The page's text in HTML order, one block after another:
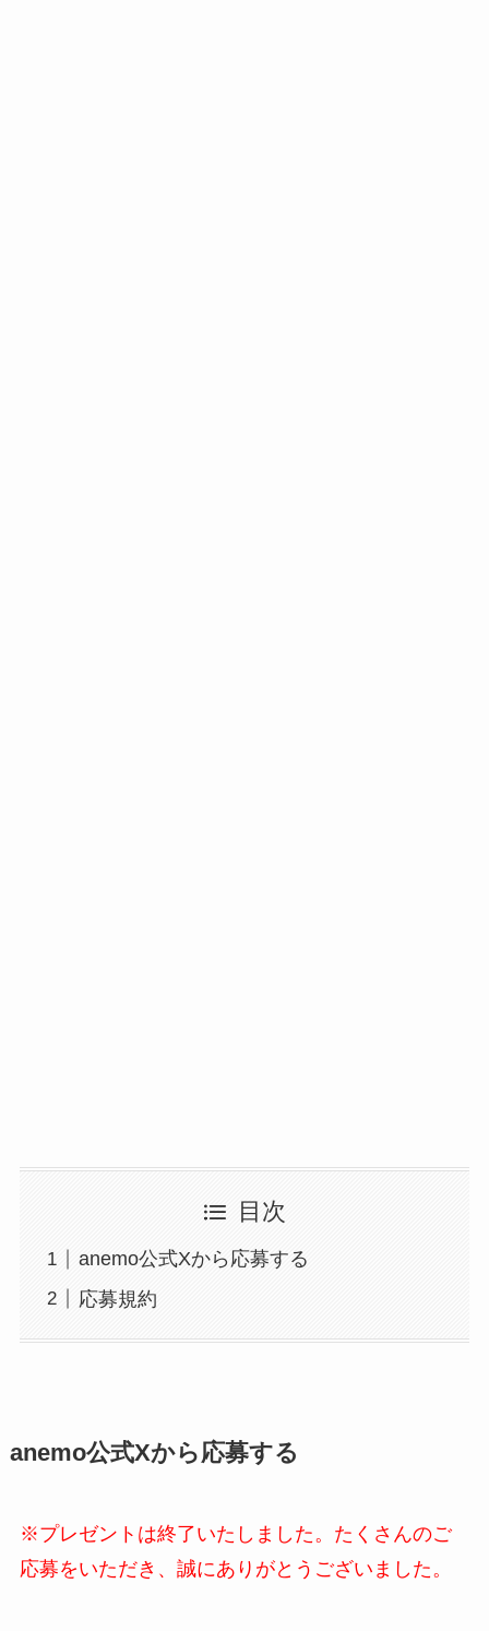
目次
anemo公式Xから応募する
応募規約
anemo公式Xから応募する
※プレゼントは終了いたしました。たくさんのご
応募をいただき、誠にありがとうございました。